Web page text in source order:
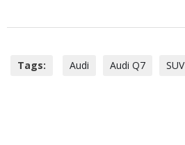
Tags: Audi Audi Q7 SUV